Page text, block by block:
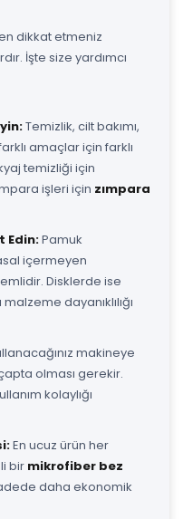
dikkat etmeniz
İşte size yardımcı
Temizlik, cilt bakımı,
amaçlar için farklı
temizliği için
işleri için zımpara
Edin:Pamuk
içermeyen
Disklerde ise
malzeme dayanıklılığı
makineye
olması gerekir.
kolaylığı
En ucuz ürün her
bir mikrofiber bez
daha ekonomik